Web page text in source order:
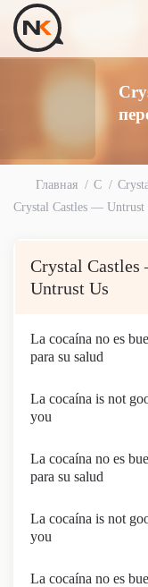
Главная C
Crystal Castles — Untrust
Crystal
Untrust Us
La cocaína no es
para su salud
La cocaína is not
you
La cocaína no es
para su salud
La cocaína is not
you
La cocaína no es